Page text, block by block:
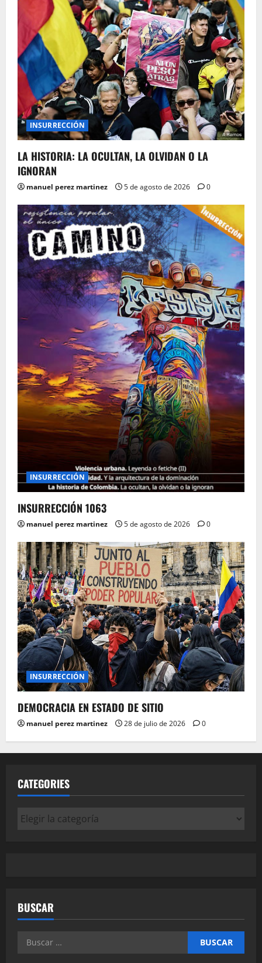
INSURRECCIÓN
LA HISTORIA: LA OCULTAN, LA OLVIDAN O LA
IGNORAN
manuel perez martinez 5 de agosto de 2026 0
INSURRECCIÓN
INSURRECCIÓN 1063
manuel perez martinez 5 de agosto de 2026 0
INSURRECCIÓN
DEMOCRACIA EN ESTADO DE SITIO
manuel perez martinez 28 de julio de 2026 0
CATEGORIES
Categories
BUSCAR
Buscar: